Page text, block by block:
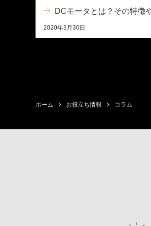
DCモータとは？その特徴
2020年3月30日
ホーム お役立ち情報 コラム